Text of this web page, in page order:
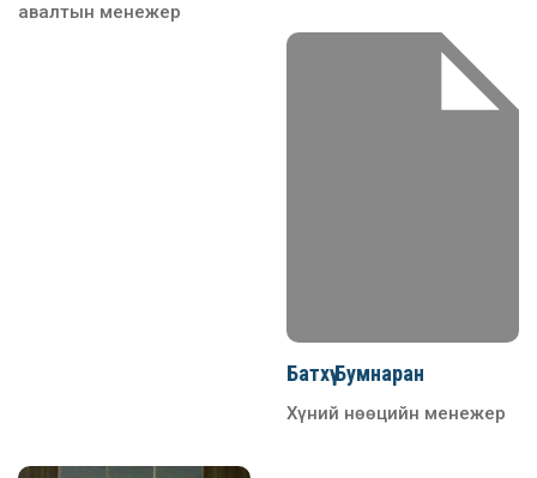
авалтын менежер
Батхүү Бумнаран
Хүний нөөцийн менежер